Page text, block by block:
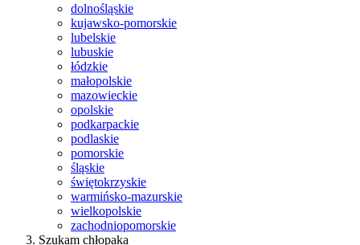
dolnośląskie
kujawsko-pomorskie
lubelskie
lubuskie
łódzkie
małopolskie
mazowieckie
opolskie
podkarpackie
podlaskie
pomorskie
śląskie
świętokrzyskie
warmińsko-mazurskie
wielkopolskie
zachodniopomorskie
Szukam chłopaka